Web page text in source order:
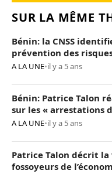
SUR LA MÊME
Bénin: la CNSS
prévention des
A LA UNE•il y a 5 ans
Bénin: Patrice Talon
sur les « arrestations
A LA UNE•il y a 5 ans
Patrice Talon décrit
fossoyeurs de